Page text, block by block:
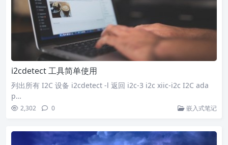
i2cdetect 工具简单使用
列出所有 I2C 设备 i2cdetect -l 返回 i2c-3 i2c xiic-i2c I2C ada
p…
2,302 0 嵌入式笔记